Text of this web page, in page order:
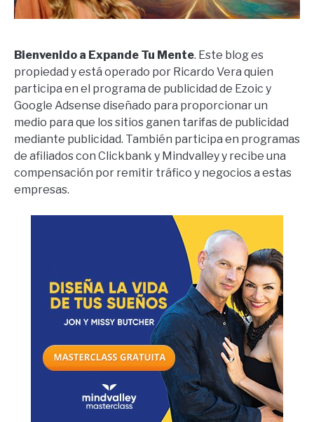
Bienvenido a Expande Tu Mente. Este blog es
propiedad y está operado por Ricardo Vera quien
participa en el programa de publicidad de Ezoic y
Google Adsense diseñado para proporcionar un
medio para que los sitios ganen tarifas de publicidad
mediante publicidad. También participa en programas
de afiliados con Clickbank y Mindvalley y recibe una
compensación por remitir tráfico y negocios a estas
empresas.